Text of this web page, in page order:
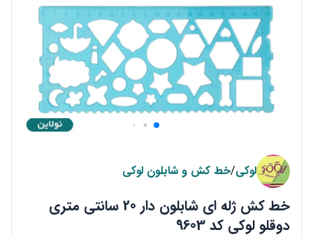
لوکی/خط کش و شابلون لوکی
خط کش ژله ای شابلون دار 20 سانتی متری
دوقلو لوکی کد 9603